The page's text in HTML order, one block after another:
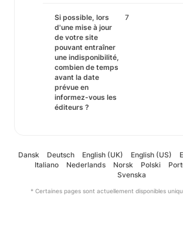
Si possible, lors
d'une mise à jour
de votre site
pouvant entraîner
une indisponibilité,
combien de temps
avant la date
prévue en
informez-vous les
éditeurs ?
7
Dansk Deutsch English (UK) English (US)
Italiano Nederlands Norsk Polski
Svenska
* Certaines pages sont actuellement disponibles